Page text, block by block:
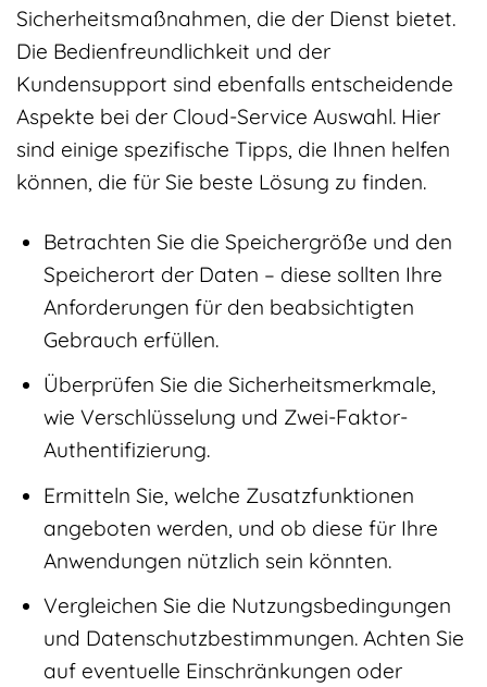
Sicherheitsmaßnahmen, die der Dienst bietet.
Die Bedienfreundlichkeit und der
Kundensupport sind ebenfalls entscheidende
Aspekte bei der Cloud-Service Auswahl. Hier
sind einige spezifische Tipps, die Ihnen helfen
können, die für Sie beste Lösung zu finden.
Betrachten Sie die Speichergröße und den
Speicherort der Daten – diese sollten Ihre
Anforderungen für den beabsichtigten
Gebrauch erfüllen.
Überprüfen Sie die Sicherheitsmerkmale,
wie Verschlüsselung und Zwei-Faktor-
Authentifizierung.
Ermitteln Sie, welche Zusatzfunktionen
angeboten werden, und ob diese für Ihre
Anwendungen nützlich sein könnten.
Vergleichen Sie die Nutzungsbedingungen
und Datenschutzbestimmungen. Achten Sie
auf eventuelle Einschränkungen oder